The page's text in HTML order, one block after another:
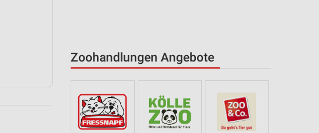
Zoohandlungen Angebote